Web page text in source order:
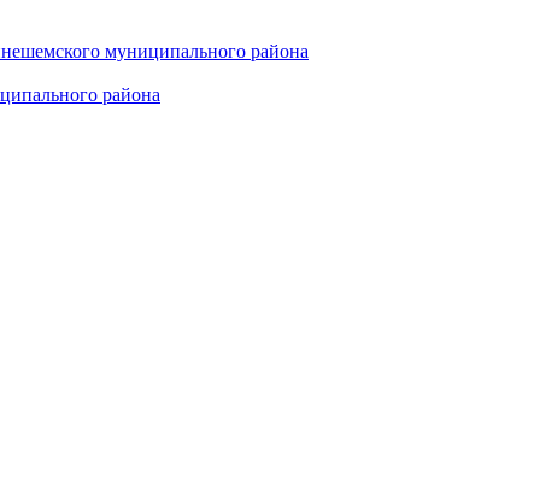
муниципального района
района